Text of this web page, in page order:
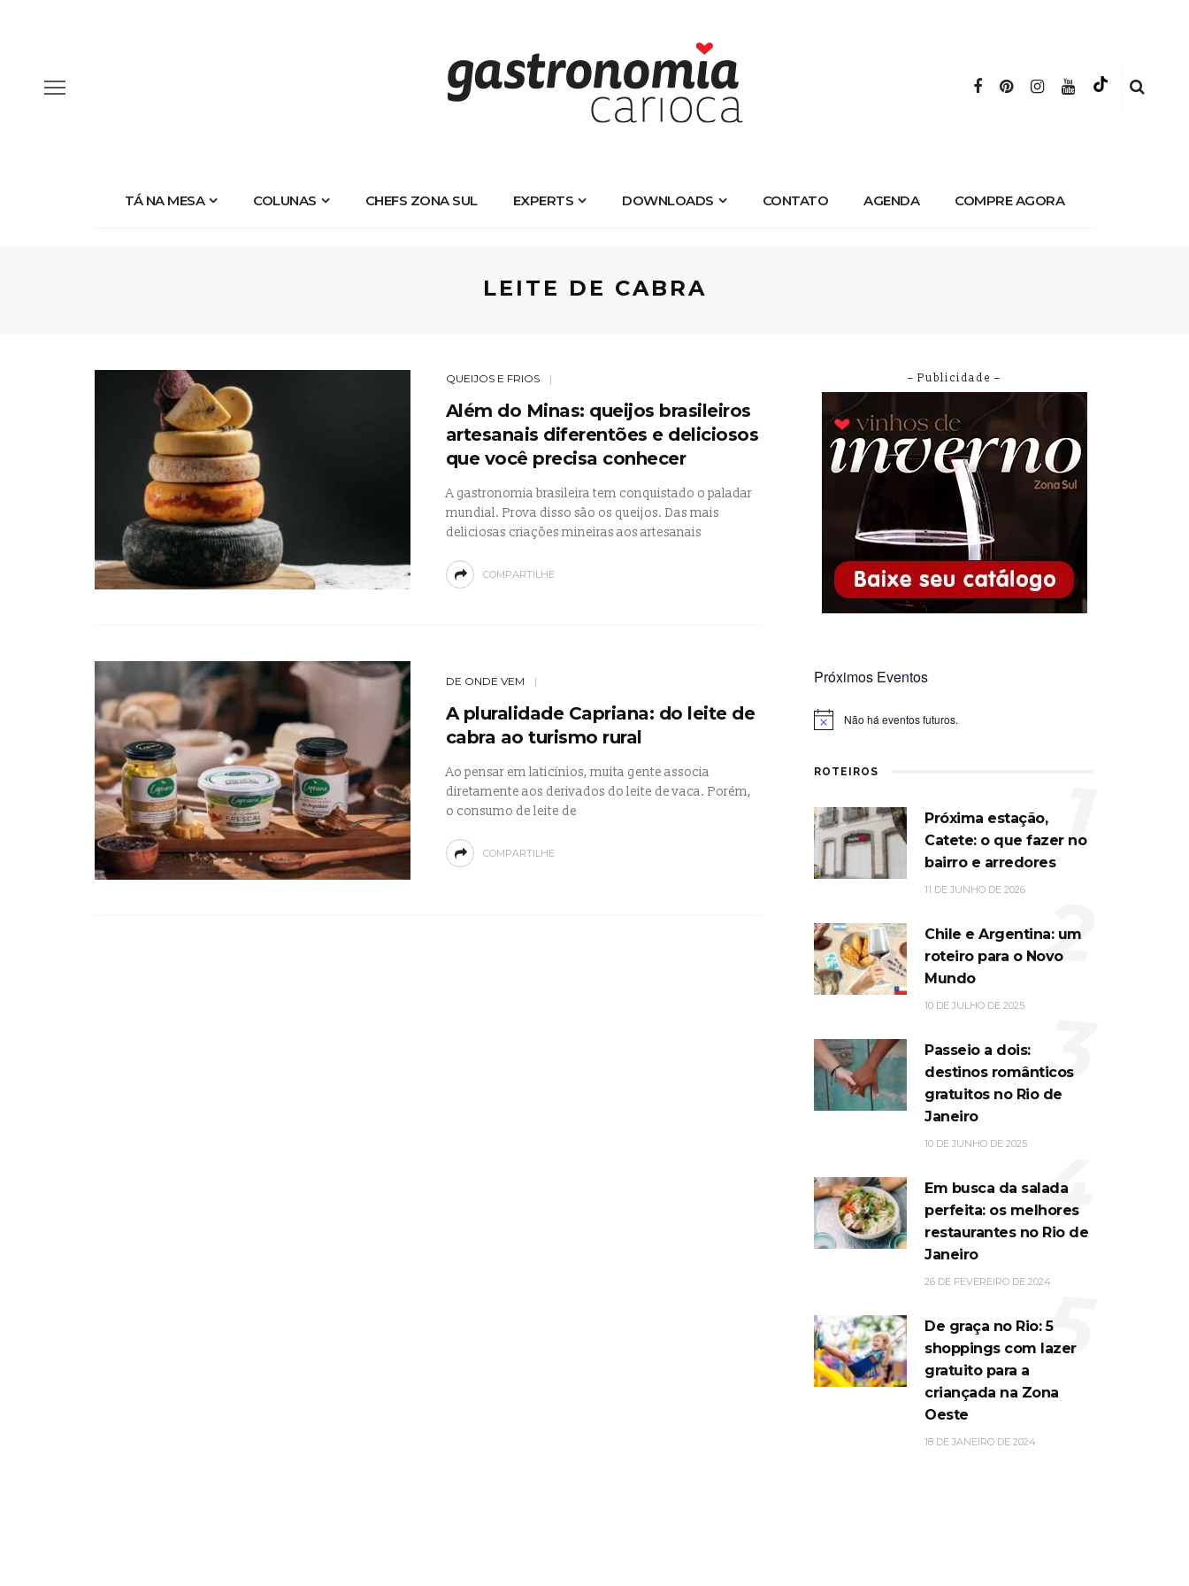
TÁ NA MESA COLUNAS CHEFS ZONA SUL EXPERTS DOWNLOADS CONTATO AGENDA COMPRE AGORA
LEITE DE CABRA
QUEIJOS E FRIOS
Além do Minas: queijos brasileiros
artesanais diferentões e deliciosos
que você precisa conhecer
A gastronomia brasileira tem conquistado o paladar
mundial. Prova disso são os queijos. Das mais
deliciosas criações mineiras aos artesanais
COMPARTILHE
DE ONDE VEM
A pluralidade Capriana: do leite de
cabra ao turismo rural
Ao pensar em laticínios, muita gente associa
diretamente aos derivados do leite de vaca. Porém,
o consumo de leite de
COMPARTILHE
– Publicidade –
Próximos Eventos
Notice Não há eventos futuros.
ROTEIROS
Próxima estação,
Catete: o que fazer no
bairro e arredores
11 DE JUNHO DE 2026
1
Chile e Argentina: um
roteiro para o Novo
Mundo
10 DE JULHO DE 2025
2
Passeio a dois:
destinos românticos
gratuitos no Rio de
Janeiro
10 DE JUNHO DE 2025
3
Em busca da salada
perfeita: os melhores
restaurantes no Rio de
Janeiro
26 DE FEVEREIRO DE 2024
4
De graça no Rio: 5
shoppings com lazer
gratuito para a
criançada na Zona
Oeste
18 DE JANEIRO DE 2024
5